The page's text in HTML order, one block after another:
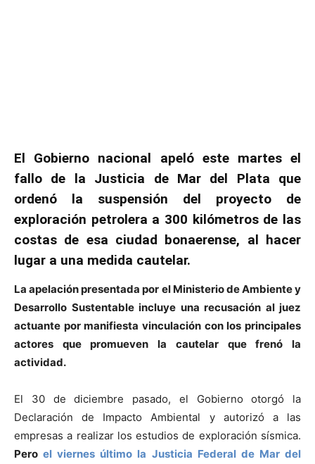
El Gobierno nacional apeló este martes el
fallo de la Justicia de Mar del Plata que
ordenó la suspensión del proyecto de
exploración petrolera a 300 kilómetros de las
costas de esa ciudad bonaerense, al hacer
lugar a una medida cautelar.
La apelación presentada por el Ministerio de Ambiente y
Desarrollo Sustentable incluye una recusación al juez
actuante por manifiesta vinculación con los principales
actores que promueven la cautelar que frenó la
actividad.
El 30 de diciembre pasado, el Gobierno otorgó la
Declaración de Impacto Ambiental y autorizó a las
empresas a realizar los estudios de exploración sísmica.
Peroel viernes último la Justicia Federal de Mar del